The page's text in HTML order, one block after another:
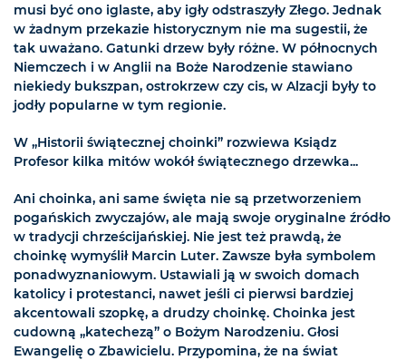
musi być ono iglaste, aby igły odstraszyły Złego. Jednak
w żadnym przekazie historycznym nie ma sugestii, że
tak uważano. Gatunki drzew były różne. W północnych
Niemczech i w Anglii na Boże Narodzenie stawiano
niekiedy bukszpan, ostrokrzew czy cis, w Alzacji były to
jodły popularne w tym regionie.
W „Historii świątecznej choinki” rozwiewa Ksiądz
Profesor kilka mitów wokół świątecznego drzewka...
Ani choinka, ani same święta nie są przetworzeniem
pogańskich zwyczajów, ale mają swoje oryginalne źródło
w tradycji chrześcijańskiej. Nie jest też prawdą, że
choinkę wymyślił Marcin Luter. Zawsze była symbolem
ponadwyznaniowym. Ustawiali ją w swoich domach
katolicy i protestanci, nawet jeśli ci pierwsi bardziej
akcentowali szopkę, a drudzy choinkę. Choinka jest
cudowną „katechezą” o Bożym Narodzeniu. Głosi
Ewangelię o Zbawicielu. Przypomina, że na świat